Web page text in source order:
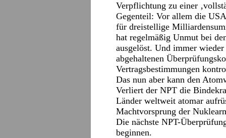
Verpflichtung zu einer
Gegenteil: Vor allem die
für dreistellige
hat regelmäßig Unmut bei
ausgelöst. Und immer
abgehaltenen
Vertragsbestimmungen
Das nun aber kann den
Verliert der NPT die
Länder weltweit atomar
Machtvorsprung der
Die nächste NPT-
beginnen.